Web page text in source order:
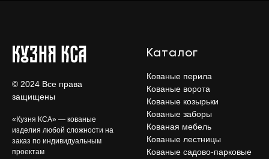
© 2024 Все права
защищены
«Кузня КСА» — кованые
изделия любой сложности на
заказ по индивидуальным
проектам
Каталог
Кованые перила
Кованые ворота
Кованые козырьки
Кованые заборы
Кованая мебель
Кованые лестницы
Кованые садово-парковые